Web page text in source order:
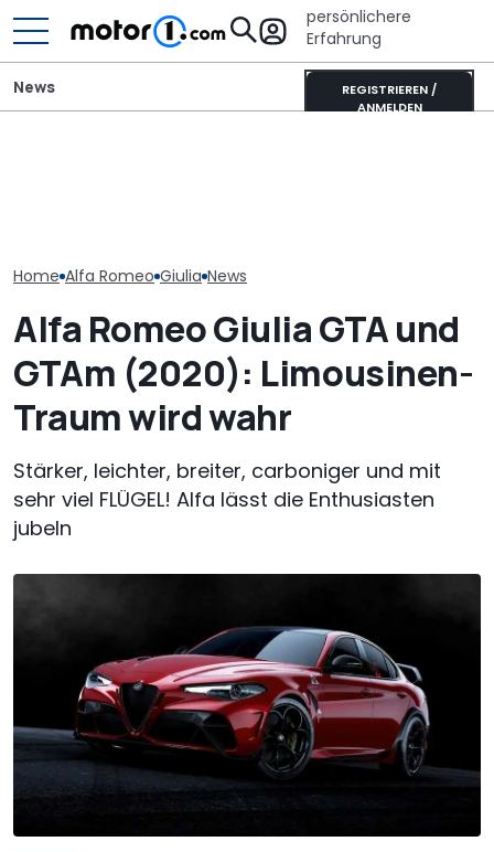
persönlichere
Erfahrung
REGISTRIEREN /
ANMELDEN
News
Home Alfa Romeo Giulia News
Alfa Romeo Giulia GTA und
GTAm (2020): Limousinen-
Traum wird wahr
Stärker, leichter, breiter, carboniger und mit
sehr viel FLÜGEL! Alfa lässt die Enthusiasten
jubeln